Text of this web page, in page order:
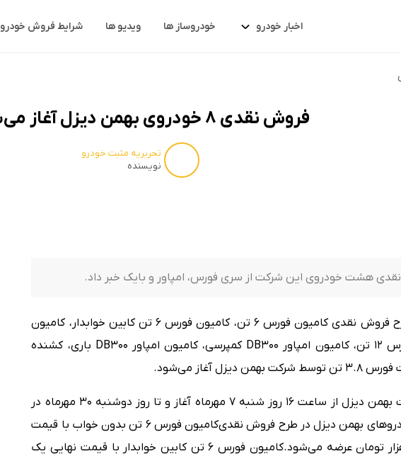
اخبار خودرو خودروساز ها ویدیو ها شرایط فروش خودرو
فروش نقدی ۸ خودروی بهمن دیزل آغاز می‌شود
تحریریه مثبت خودرو
نویسنده
هشت خودروی این شرکت از سری فورس، امپاور و بایک خبر داد.
، طرح فروش نقدی کامیون فورس ۶ تن، کامیون فورس ۶ تن کابین خوابدار، کامیون
فورس ۸.۵ تن، کامیون فورس ۱۲ تن، کامیون امپاور DB300 کمپرسی، کامیون امپاور DB300 باری، کشنده
طرح فروش نقدی محصولات بهمن دیزل از ساعت ۱۶ روز شنبه ۷ مهرماه آغاز و تا روز دوشنبه ۳۰ مهرماه در
بهمن دیزل در طرح فروش نقدی
کامیون فورس ۶ تن بدون خواب با قیمت
کامیون فورس ۶ تن کابین خوابدار با قیمت نهایی یک